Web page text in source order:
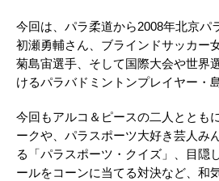
今回は、パラ柔道から2008年北京パ
初瀬勇輔さん、ブラインドサッカー
菊島宙選手、そして国際大会や世界
けるパラバドミントンプレイヤー・
今回もアルコ＆ピースの二人ととも
ークや、パラスポーツ大好き芸人み
る「パラスポーツ・クイズ」、目隠
ールをコーンに当てる対決など、和